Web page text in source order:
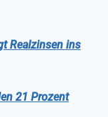
Realzinsen ins
21 Prozent